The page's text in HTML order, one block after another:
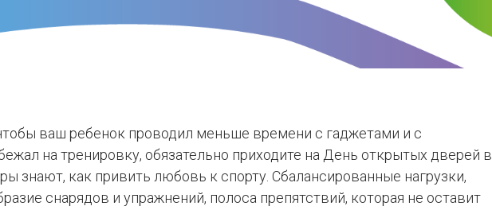
ваш ребенок проводил меньше времени с гаджетами и с
на тренировку, обязательно приходите на День открытых дверей в
знают, как привить любовь к спорту. Сбалансированные нагрузки,
снарядов и упражнений, полоса препятствий, которая не оставит